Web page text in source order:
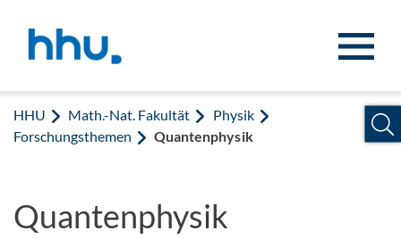
HHU Math.-Nat. Fakultät
Physik
Forschungsthemen
Quantenphysik
Quantenphysik